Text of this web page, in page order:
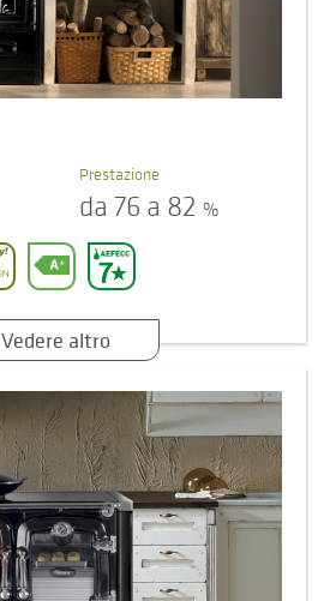
Prestazione
da 76 a 82 %
Vedere altro